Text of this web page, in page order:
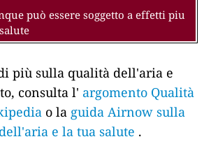
può essere soggetto a effetti piu
più sulla qualità dell'aria e
consulta l' argomento Qualità
o la guida Airnow sulla
e la tua salute .